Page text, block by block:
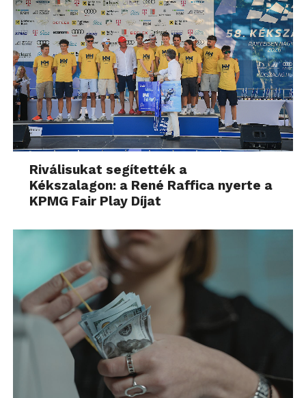
Riválisukat segítették a
Kékszalagon: a René Raffica nyerte a
KPMG Fair Play Díjat